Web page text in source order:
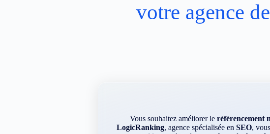
votre agence
Vous souhaitez améliorer le référencement
LogicRanking, agence spécialisée en SEO,